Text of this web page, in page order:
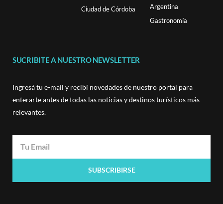
Ciudad de Córdoba
Argentina
Gastronomía
SUCRIBITE A NUESTRO NEWSLETTER
Ingresá tu e-mail y recibí novedades de nuestro portal para
enterarte antes de todas las noticias y destinos turísticos más
relevantes.
SUBSCRIBIRSE